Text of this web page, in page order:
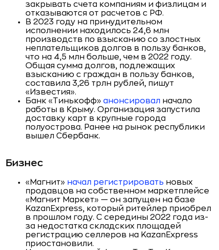
закрывать счета компаниям и физлицам и
отказываются от расчетов с РФ.
В 2023 году на принудительном
исполнении находилось 24,6 млн
производств по взысканию со злостных
неплательщиков долгов в пользу банков,
что на 4,5 млн больше, чем в 2022 году.
Общая сумма долгов, подлежащих
взысканию с граждан в пользу банков,
составила 3,26 трлн рублей, пишут
«Известия».
Банк «Тинькофф» анонсировал начало
работы в Крыму. Организация запустила
доставку карт в крупные города
полуострова. Ранее на рынок республики
вышел Сбербанк.
Бизнес
«Магнит» начал регистрировать новых
продавцов на собственном маркетплейсе
«Магнит Маркет» — он запущен на базе
KazanExpress, который ритейлер приобрел
в прошлом году. С середины 2022 года из-
за недостатка складских площадей
регистрацию селлеров на KazanExpress
приостановили.